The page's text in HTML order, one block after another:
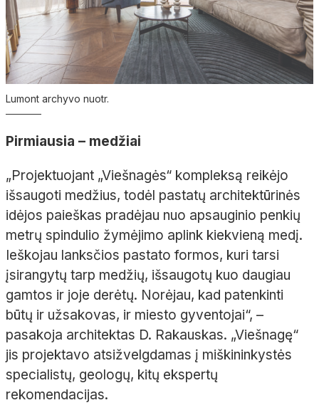
Lumont archyvo nuotr.
Pirmiausia – medžiai
„Projektuojant „Viešnagės“ kompleksą reikėjo
išsaugoti medžius, todėl pastatų architektūrinės
idėjos paieškas pradėjau nuo apsauginio penkių
metrų spindulio žymėjimo aplink kiekvieną medį.
Ieškojau lanksčios pastato formos, kuri tarsi
įsirangytų tarp medžių, išsaugotų kuo daugiau
gamtos ir joje derėtų. Norėjau, kad patenkinti
būtų ir užsakovas, ir miesto gyventojai“, –
pasakoja architektas D. Rakauskas. „Viešnagę“
jis projektavo atsižvelgdamas į miškininkystės
specialistų, geologų, kitų ekspertų
rekomendacijas.